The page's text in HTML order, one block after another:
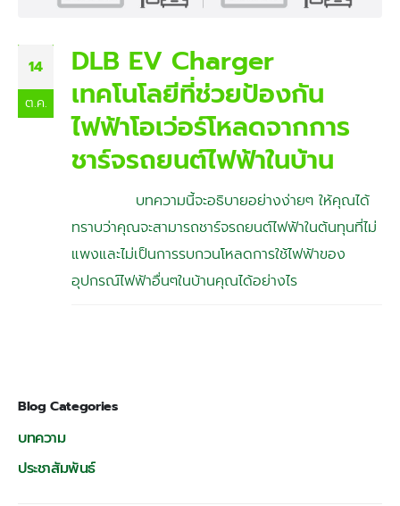
14
ต.ค.
DLB EV Charger
เทคโนโลยีที่ช่วยป้องกัน
ไฟฟ้าโอเว่อร์โหลดจากการ
ชาร์จรถยนต์ไฟฟ้าในบ้าน
บทความนี้จะอธิบายอย่างง่ายๆ ให้คุณได้
ทราบว่าคุณจะสามารถชาร์จรถยนต์ไฟฟ้าในต้นทุนที่ไม่
แพงและไม่เป็นการรบกวนโหลดการใช้ไฟฟ้าของ
อุปกรณ์ไฟฟ้าอื่นๆในบ้านคุณได้อย่างไร
Blog Categories
บทความ
ประชาสัมพันธ์